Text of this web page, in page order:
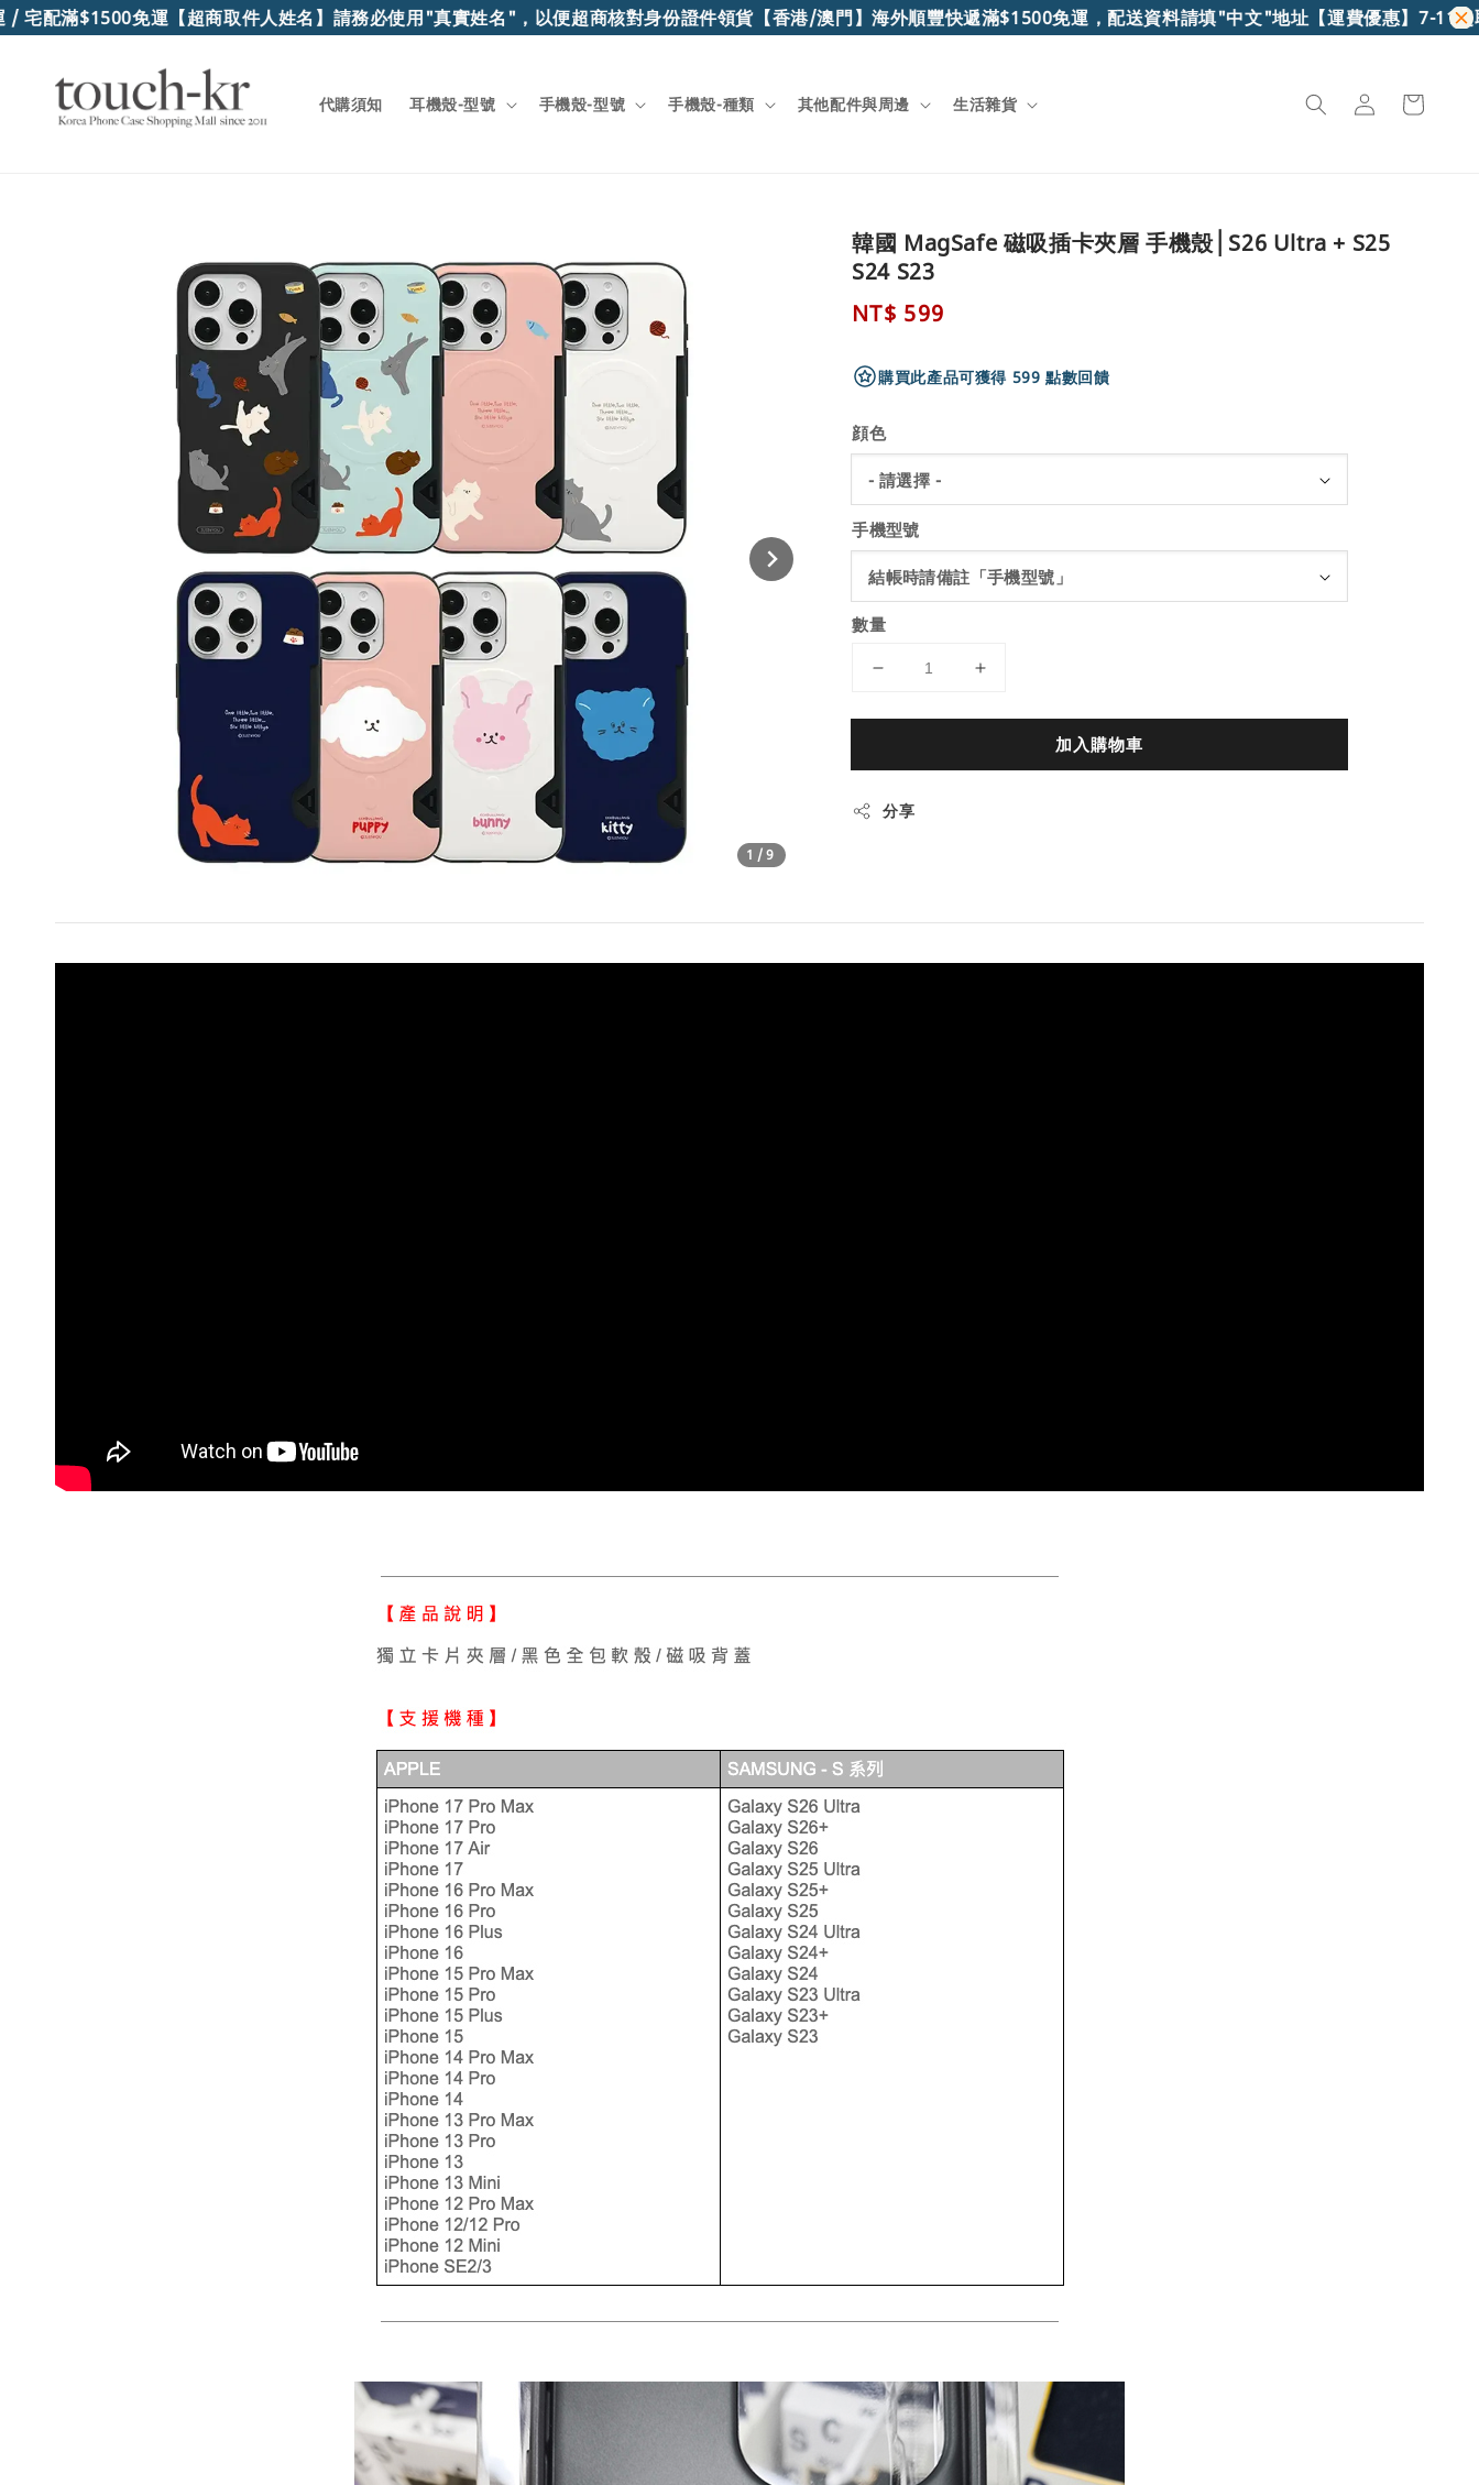
滿$1500免運【超商取件人姓名】請務必使用"真實姓名"，以便超商核對身份證件領貨【香港/澳門】海外順豐快遞滿$1500免運，配送資料請填"中文"地址【運費優惠】7-11超取
代購須知 耳機殼-型號 手機殼-型號 手機殼-種類 其他配件與周邊 生活雜貨
1 /9
韓國 MagSafe 磁吸插卡夾層 手機殼│S26 Ultra + S25
S24 S23
Regular
NT$ 599
購買此產品可獲得 599 點數回饋
顔色
手機型號
數量
加入購物車
分享